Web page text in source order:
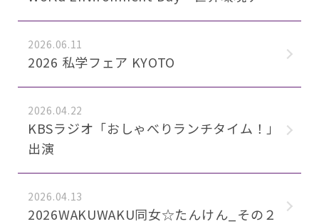
2026.06.11
2026 私学フェア KYOTO
2026.04.22
KBSラジオ「おしゃべりランチタイム！」
出演
2026.04.13
2026WAKUWAKU同女☆たんけん_その２